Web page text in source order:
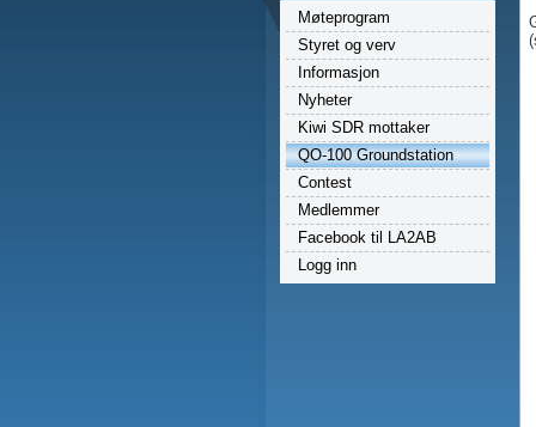
Møteprogram
Styret og verv
Informasjon
Nyheter
Kiwi SDR mottaker
QO-100 Groundstation
Contest
Medlemmer
Facebook til LA2AB
Logg inn